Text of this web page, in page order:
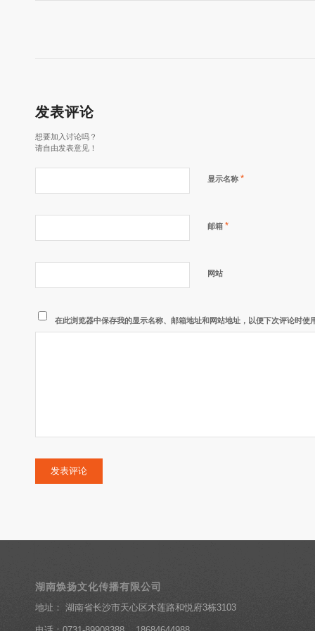
发表评论
想要加入讨论吗？
请自由发表意见！
显示名称 *
邮箱 *
网站
在此浏览器中保存我的显示名称、邮箱地址和网站地址，以便下次评论时使
湖南焕扬文化传播有限公司
地址： 湖南省长沙市天心区木莲路和悦府3栋3103